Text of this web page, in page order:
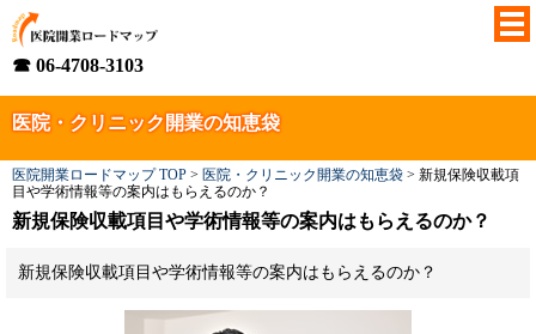
☎ 06-4708-3103
医院・クリニック開業の知恵袋
医院開業ロードマップ TOP > 医院・クリニック開業の知恵袋 > 新規保険収載項
目や学術情報等の案内はもらえるのか？
新規保険収載項目や学術情報等の案内はもらえるのか？
新規保険収載項目や学術情報等の案内はもらえるのか？